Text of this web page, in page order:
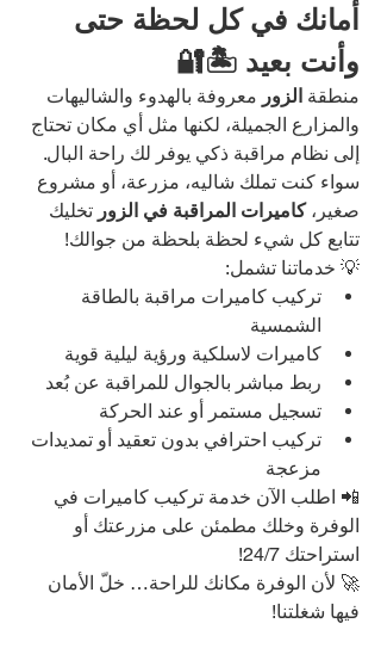
أمانك في كل لحظة حتى
وأنت بعيد 🏝️🔐
منطقة الزور معروفة بالهدوء والشاليهات
والمزارع الجميلة، لكنها مثل أي مكان تحتاج
إلى نظام مراقبة ذكي يوفر لك راحة البال.
سواء كنت تملك شاليه، مزرعة، أو مشروع
صغير، كاميرات المراقبة في الزور تخليك
تتابع كل شيء لحظة بلحظة من جوالك!
💡 خدماتنا تشمل:
تركيب كاميرات مراقبة بالطاقة
الشمسية
كاميرات لاسلكية ورؤية ليلية قوية
ربط مباشر بالجوال للمراقبة عن بُعد
تسجيل مستمر أو عند الحركة
تركيب احترافي بدون تعقيد أو تمديدات
مزعجة
📲 اطلب الآن خدمة تركيب كاميرات في
الوفرة وخلك مطمئن على مزرعتك أو
استراحتك 24/7!
🚀 لأن الوفرة مكانك للراحة… خلّ الأمان
فيها شغلتنا!